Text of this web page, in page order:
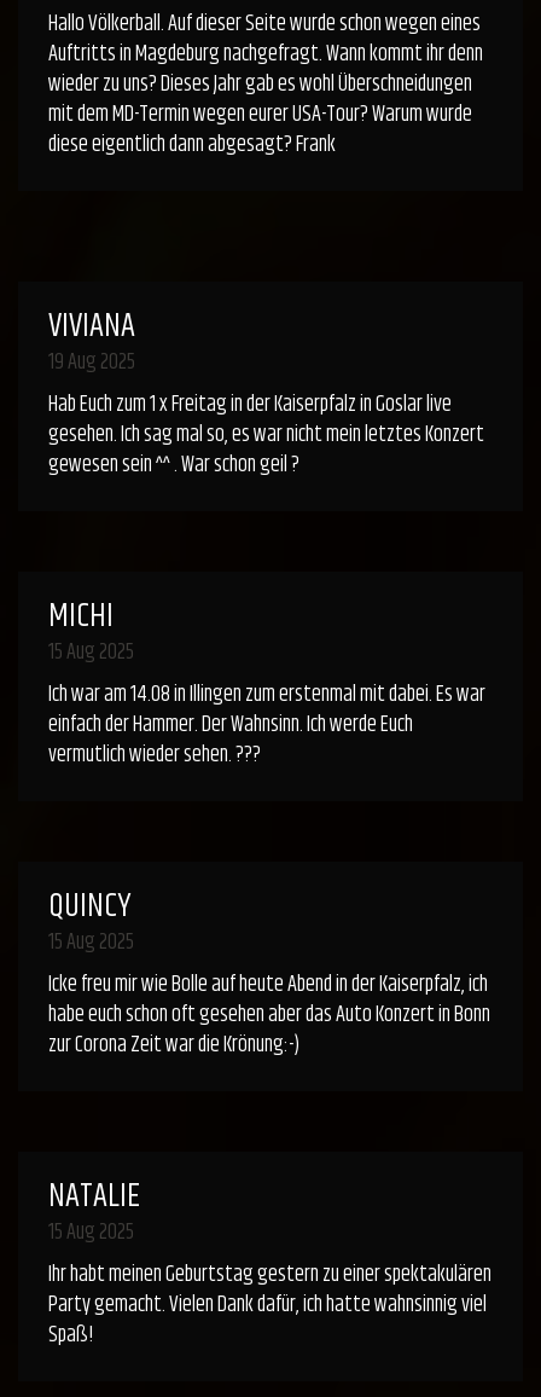
Hallo Völkerball. Auf dieser Seite wurde schon wegen eines
Auftritts in Magdeburg nachgefragt. Wann kommt ihr denn
wieder zu uns? Dieses Jahr gab es wohl Überschneidungen
mit dem MD-Termin wegen eurer USA-Tour? Warum wurde
diese eigentlich dann abgesagt? Frank
VIVIANA
19 Aug 2025
Hab Euch zum 1 x Freitag in der Kaiserpfalz in Goslar live
gesehen. Ich sag mal so, es war nicht mein letztes Konzert
gewesen sein ^^ . War schon geil ?
MICHI
15 Aug 2025
Ich war am 14.08 in Illingen zum erstenmal mit dabei. Es war
einfach der Hammer. Der Wahnsinn. Ich werde Euch
vermutlich wieder sehen. ???
QUINCY
15 Aug 2025
Icke freu mir wie Bolle auf heute Abend in der Kaiserpfalz, ich
habe euch schon oft gesehen aber das Auto Konzert in Bonn
zur Corona Zeit war die Krönung:-)
NATALIE
15 Aug 2025
Ihr habt meinen Geburtstag gestern zu einer spektakulären
Party gemacht. Vielen Dank dafür, ich hatte wahnsinnig viel
Spaß!